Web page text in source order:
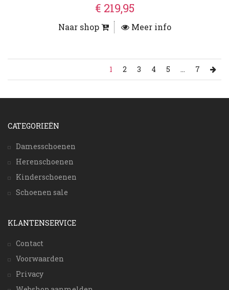
€ 219,95
Naar shop Meer info
1 2 3 4 5 ... 7
CATEGORIEËN
Damesschoenen
Herenschoenen
Kinderschoenen
Schoenen sale
KLANTENSERVICE
Contact
Voorwaarden
Privacy